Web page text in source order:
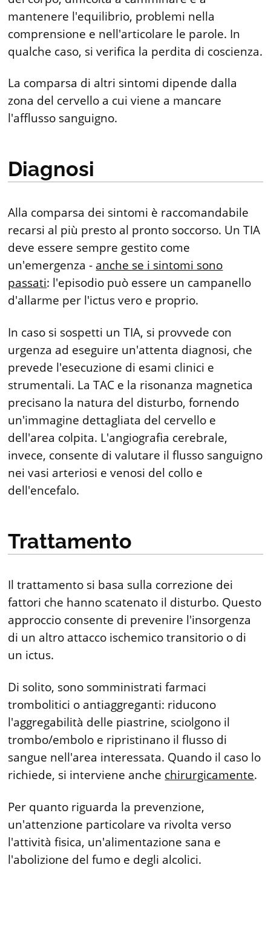
mantenere l'equilibrio, problemi nella
comprensione e nell'articolare le parole. In
qualche caso, si verifica la perdita di coscienza.
La comparsa di altri sintomi dipende dalla
zona del cervello a cui viene a mancare
l'afflusso sanguigno.
Diagnosi
Alla comparsa dei sintomi è raccomandabile
recarsi al più presto al pronto soccorso. Un TIA
deve essere sempre gestito come
un'emergenza - anche se i sintomi sono
passati: l'episodio può essere un campanello
d'allarme per l'ictus vero e proprio.
In caso si sospetti un TIA, si provvede con
urgenza ad eseguire un'attenta diagnosi, che
prevede l'esecuzione di esami clinici e
strumentali. La TAC e la risonanza magnetica
precisano la natura del disturbo, fornendo
un'immagine dettagliata del cervello e
dell'area colpita. L'angiografia cerebrale,
invece, consente di valutare il flusso sanguigno
nei vasi arteriosi e venosi del collo e
dell'encefalo.
Trattamento
Il trattamento si basa sulla correzione dei
fattori che hanno scatenato il disturbo. Questo
approccio consente di prevenire l'insorgenza
di un altro attacco ischemico transitorio o di
un ictus.
Di solito, sono somministrati farmaci
trombolitici o antiaggreganti: riducono
l'aggregabilità delle piastrine, sciolgono il
trombo/embolo e ripristinano il flusso di
sangue nell'area interessata. Quando il caso lo
richiede, si interviene anche chirurgicamente.
Per quanto riguarda la prevenzione,
un'attenzione particolare va rivolta verso
l'attività fisica, un'alimentazione sana e
l'abolizione del fumo e degli alcolici.